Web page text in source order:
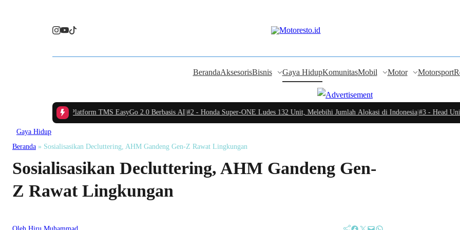
BerandaAksesorisBisnis Gaya HidupKomunitasMobil Motor Motorsport
Luncurkan Platform TMS EasyGo 2.0 Berbasis AI |#2 -Honda Super-ONE Ludes 132 Unit, Melebihi Jumlah Alokasi di Indonesia|#3 -Head Unit
Gaya Hidup
Beranda » Sosialisasikan Decluttering, AHM Gandeng Gen-Z Rawat Lingkungan
Sosialisasikan Decluttering, AHM Gandeng Gen-
Z Rawat Lingkungan
Facebook Twitter Mail WhatsApp